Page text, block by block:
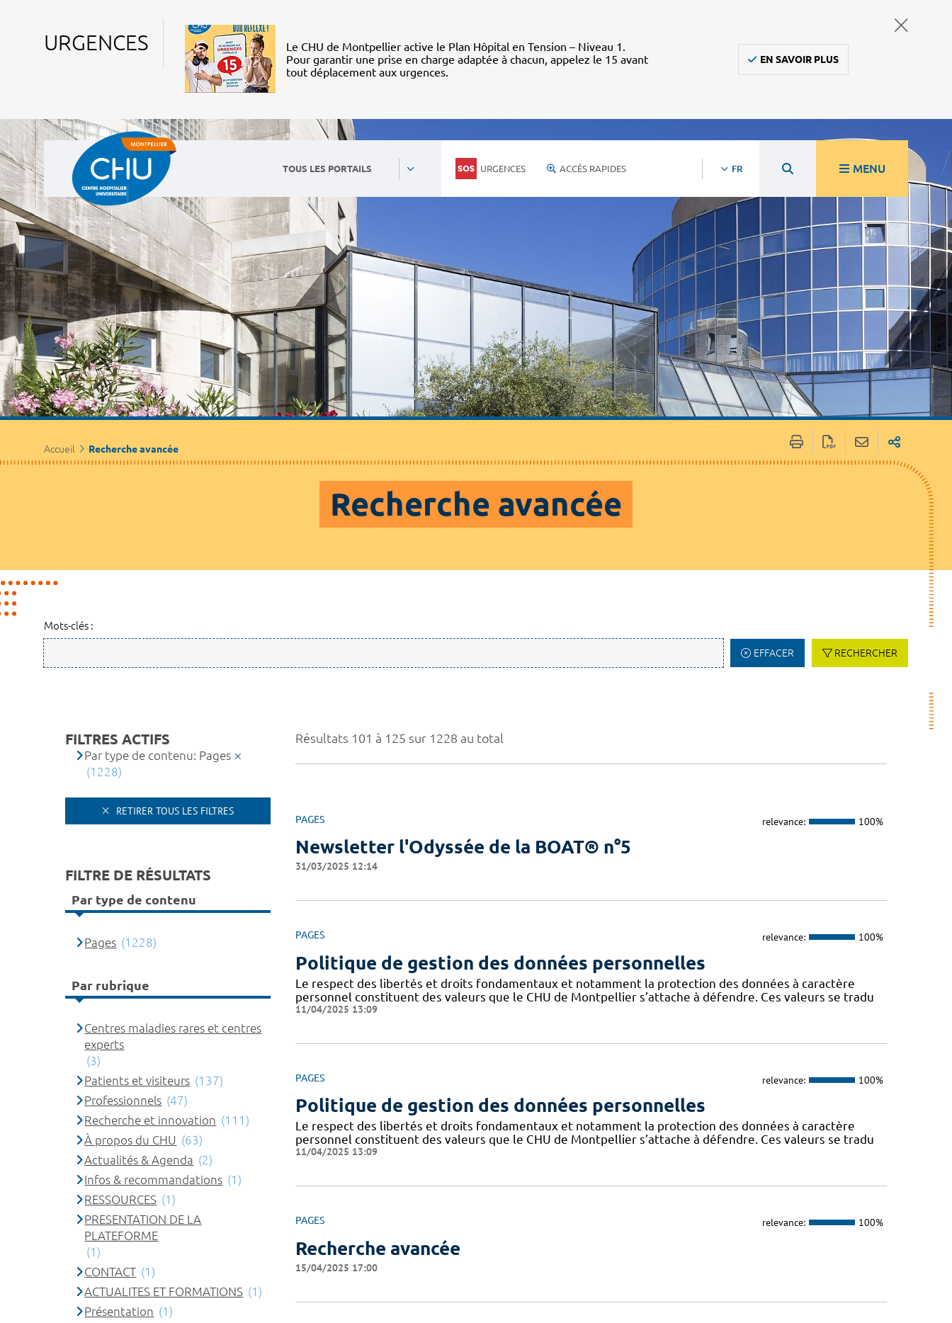
URGENCES
Le CHU de Montpellier active le Plan Hôpital en Tension – Niveau 1.
Pour garantir une prise en charge adaptée à chacun, appelez le 15 avant
tout déplacement aux urgences.
EN SAVOIR PLUS
TOUS LES PORTAILS URGENCES ACCÈS RAPIDES FR MENU
Accueil Recherche avancée
Recherche avancée
Mots-clés :
EFFACER RECHERCHER
Résultats 101 à 125 sur 1228 au total
PAGES relevance: 100%
Newsletter l'Odyssée de la BOAT® n°5
31/03/2025 12:14
PAGES relevance: 100%
Politique de gestion des données personnelles
Le respect des libertés et droits fondamentaux et notamment la protection des données à caractère
personnel constituent des valeurs que le CHU de Montpellier s’attache à défendre. Ces valeurs se tradu
11/04/2025 13:09
PAGES relevance: 100%
Politique de gestion des données personnelles
Le respect des libertés et droits fondamentaux et notamment la protection des données à caractère
personnel constituent des valeurs que le CHU de Montpellier s’attache à défendre. Ces valeurs se tradu
11/04/2025 13:09
PAGES relevance: 100%
Recherche avancée
15/04/2025 17:00
FILTRES ACTIFS
Par type de contenu: Pages
(1228)
RETIRER TOUS LES FILTRES
FILTRE DE RÉSULTATS
Par type de contenu
Pages (1228)
Par rubrique
Centres maladies rares et centres
experts
(3)
Patients et visiteurs (137)
Professionnels (47)
Recherche et innovation (111)
À propos du CHU (63)
Actualités & Agenda (2)
Infos & recommandations (1)
RESSOURCES (1)
PRESENTATION DE LA
PLATEFORME
(1)
CONTACT (1)
ACTUALITES ET FORMATIONS (1)
Présentation (1)